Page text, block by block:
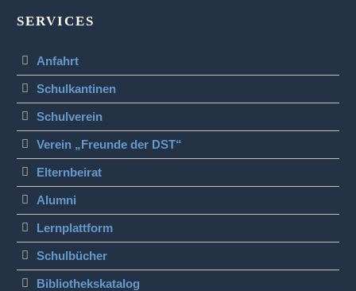
SERVICES
Anfahrt
Schulkantinen
Schulverein
Verein „Freunde der DST“
Elternbeirat
Alumni
Lernplattform
Schulbücher
Bibliothekskatalog